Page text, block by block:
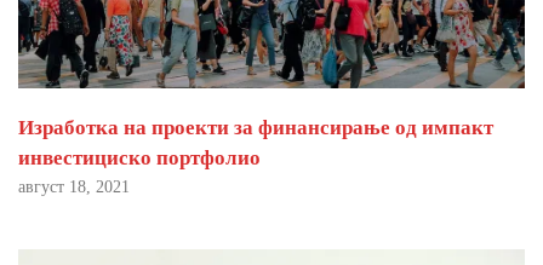
Изработка на проекти за финансирање од импакт
инвестициско портфолио
август 18, 2021